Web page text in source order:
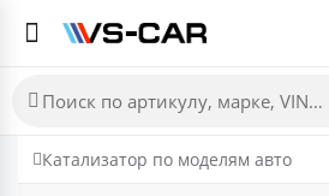
Катализатор по моделям авто